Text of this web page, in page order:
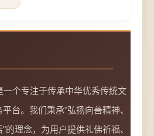
一个专注于传承中华优秀传统文
台。我们秉承"弘扬向善精神、
的理念，为用户提供礼佛祈福、